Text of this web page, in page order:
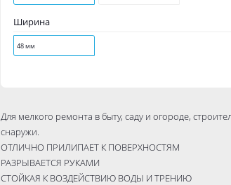
Ширина
48 мм
Для мелкого ремонта в быту, саду и огороде,
снаружи.
ОТЛИЧНО ПРИЛИПАЕТ К ПОВЕРХНОСТЯМ
РАЗРЫВАЕТСЯ РУКАМИ
СТОЙКАЯ К ВОЗДЕЙСТВИЮ ВОДЫ И ТРЕНИЮ